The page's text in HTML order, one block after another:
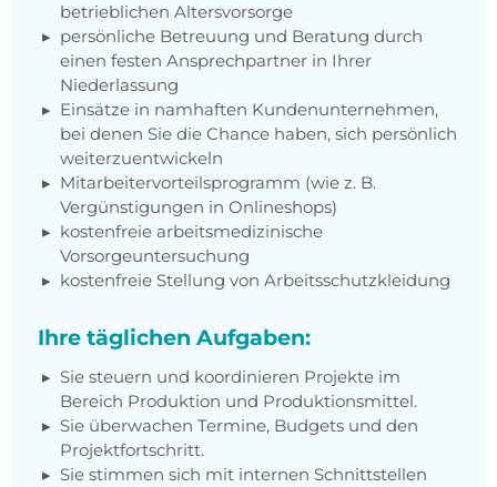
betrieblichen Altersvorsorge
persönliche Betreuung und Beratung durch
einen festen Ansprechpartner in Ihrer
Niederlassung
Einsätze in namhaften Kundenunternehmen,
bei denen Sie die Chance haben, sich persönlich
weiterzuentwickeln
Mitarbeitervorteilsprogramm (wie z. B.
Vergünstigungen in Onlineshops)
kostenfreie arbeitsmedizinische
Vorsorgeuntersuchung
kostenfreie Stellung von Arbeitsschutzkleidung
Ihre täglichen Aufgaben:
Sie steuern und koordinieren Projekte im
Bereich Produktion und Produktionsmittel.
Sie überwachen Termine, Budgets und den
Projektfortschritt.
Sie stimmen sich mit internen Schnittstellen